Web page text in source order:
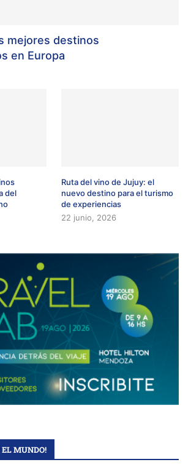
mejores destinos
en Europa
del
Ruta del vino de Jujuy: el
nuevo destino para el turismo
de experiencias
22 junio, 2026
EL MUNDO!